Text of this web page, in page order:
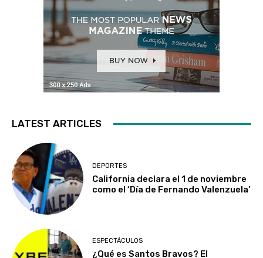
LATEST ARTICLES
DEPORTES
California declara el 1 de noviembre
como el ‘Día de Fernando Valenzuela’
ESPECTÁCULOS
¿Qué es Santos Bravos? El